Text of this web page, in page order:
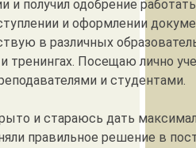
и получил одобрение
и оформлении
в различных
тренингах. Посещаю лично
и студентами.
и стараюсь дать
правильное решение в